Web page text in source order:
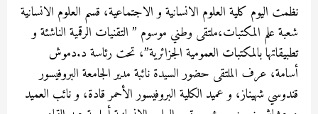
نظمت اليوم كلية العلوم الانسانية و الاجتماعية، قسم العلوم الانسانية
شعبة علم المكتبات،ملتقى وطني موسوم ” التقنيات الرقمية الناشئة و
تطبيقاتها بالمكتبات العمومية الجزائرية”، تحت رئاسة د.دموش
أسامة، عرف الملتقى حضور السيدة نائبة مدير الجامعة البروفيسور
قندوسي شهيناز، و عميد الكلية البروفيسور الأحمر قادة، و نائب العميد